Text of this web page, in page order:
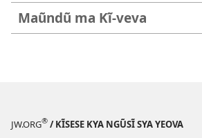
Maũndũ ma Kĩ-veva
JW.ORG® / KĨSESE KYA NGŨSĨ SYA YEOVA